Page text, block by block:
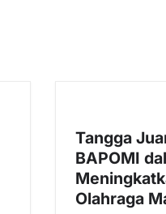
Tangga
BAPOMI
Olahraga